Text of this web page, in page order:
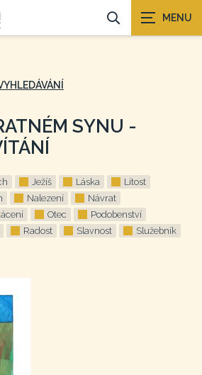
SYNU -
Ježíš Láska
Lítost
Nalezení
Návrat
Otec
Podobenství
Radost Slavnost
Služebník